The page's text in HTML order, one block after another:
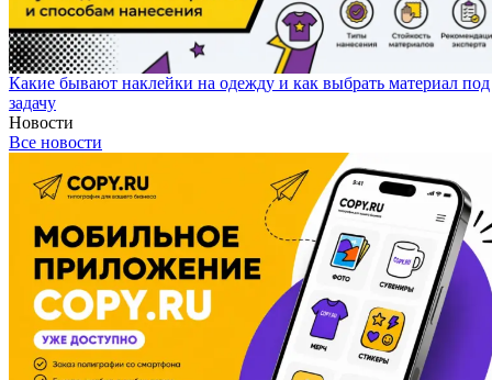
Какие бывают наклейки на одежду и как выбрать материал под
задачу
Новости
Все новости